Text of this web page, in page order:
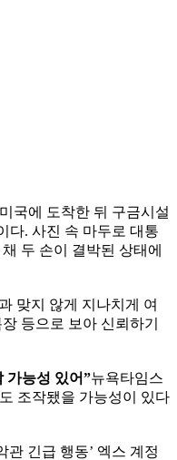
국에 도착한 뒤 구금시설
다. 사진 속 마두로 대통
두 손이 결박된 상태에
맞지 않게 지나치게 여
등으로 보아 신뢰하기
가능성 있어”뉴욕타임스
조작됐을 가능성이 있다
관 긴급 행동’ 엑스 계정